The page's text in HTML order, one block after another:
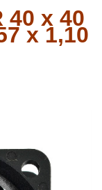
40 x 40
x 1,10